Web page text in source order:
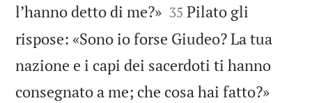
l’hanno detto di me?»
35 Pilato gli
rispose: «Sono io forse Giudeo? La tua
nazione e i capi dei sacerdoti ti hanno
consegnato a me; che cosa hai fatto?»